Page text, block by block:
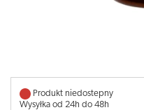
Produkt niedostepny
Wysyłka od 24h do 48h